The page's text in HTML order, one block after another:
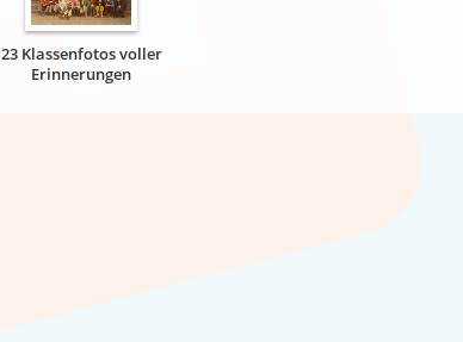
23 Klassenfotos voller
Erinnerungen